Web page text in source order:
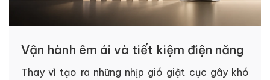
Vận hành êm ái và tiết kiệm điện năng
Thay vì tạo ra những nhịp gió giật cục gây khó